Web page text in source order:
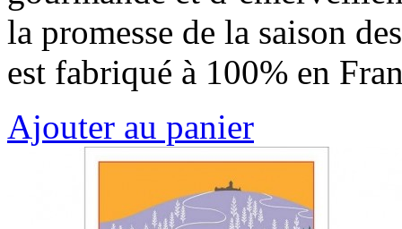
la promesse de la saison
est fabriqué à 100% en
Ajouter au panier